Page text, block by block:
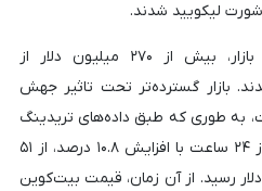
در مجموع، با افزایش ناگهانی بازار، بیش از ۲۷۰ میلیون دلار از
بازار گسترده‌تر تحت تاثیر جهش
به طوری که طبق داده‌های تریدینگ
ویو، قیمت بیت‌کوین طی کمتر از ۲۴ ساعت با افزایش ۱۰.۸ درصد، از ۵۱
هزار و ۴۷۱ دلار به ۵۷ هزار و ۳۵ دلار رسید. از آن زمان، قیمت بیت‌کوین